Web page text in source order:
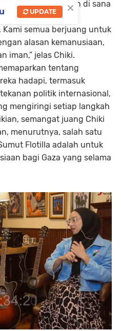
merasa sendirian di sana
orang yang
semua berjuang untuk
alasan kemanusiaan,
iman,” jelas Chiki.
tentang
hadapi, termasuk
politik internasional,
mengiringi setiap langkah
semangat juang Chiki
menurutnya, salah satu
Flotilla adalah untuk
bagi Gaza yang selama
×
UPDATE